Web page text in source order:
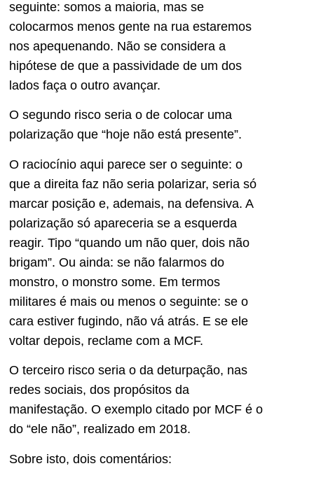
seguinte: somos a maioria, mas se
colocarmos menos gente na rua estaremos
nos apequenando. Não se considera a
hipótese de que a passividade de um dos
lados faça o outro avançar.
O segundo risco seria o de colocar uma
polarização que “hoje não está presente”.
O raciocínio aqui parece ser o seguinte: o
que a direita faz não seria polarizar, seria só
marcar posição e, ademais, na defensiva. A
polarização só apareceria se a esquerda
reagir. Tipo “quando um não quer, dois não
brigam”. Ou ainda: se não falarmos do
monstro, o monstro some. Em termos
militares é mais ou menos o seguinte: se o
cara estiver fugindo, não vá atrás. E se ele
voltar depois, reclame com a MCF.
O terceiro risco seria o da deturpação, nas
redes sociais, dos propósitos da
manifestação. O exemplo citado por MCF é o
do “ele não”, realizado em 2018.
Sobre isto, dois comentários: